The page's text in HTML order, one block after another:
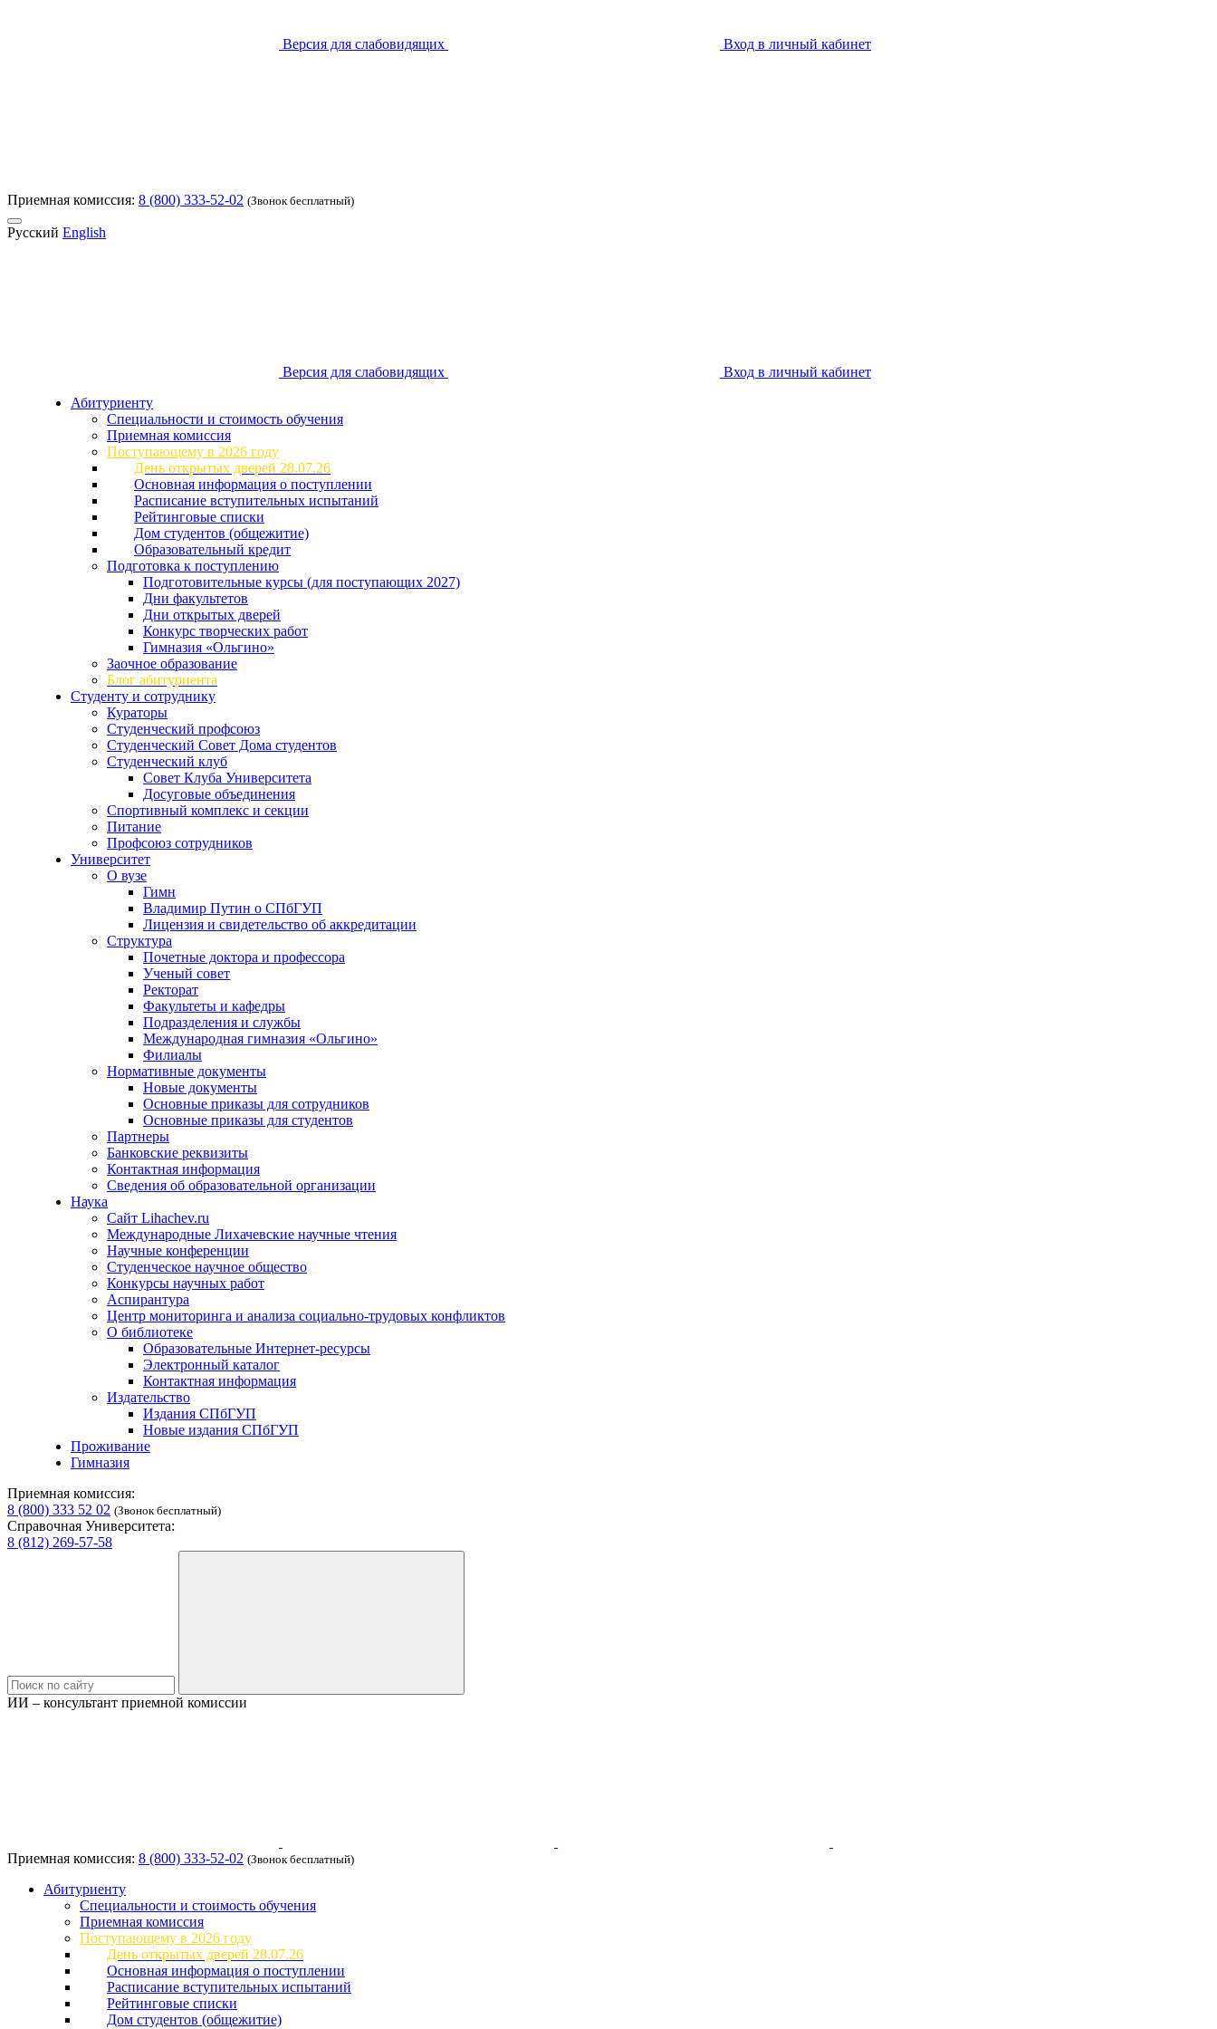
Версия для слабовидящих Вход в личный кабинет
Приемная комиссия: 8 (800) 333-52-02 (Звонок бесплатный)
Русский English
Версия для слабовидящих
Вход в личный кабинет
Абитуриенту
Специальности и стоимость обучения
Приемная комиссия
Поступающему в 2026 году
День открытых дверей 28.07.26
Основная информация о поступлении
Расписание вступительных испытаний
Рейтинговые списки
Дом студентов (общежитие)
Образовательный кредит
Подготовка к поступлению
Подготовительные курсы (для поступающих 2027)
Дни факультетов
Дни открытых дверей
Конкурс творческих работ
Гимназия «Ольгино»
Заочное образование
Блог абитуриента
Студенту и сотруднику
Кураторы
Студенческий профсоюз
Студенческий Совет Дома студентов
Студенческий клуб
Совет Клуба Университета
Досуговые объединения
Спортивный комплекс и секции
Питание
Профсоюз сотрудников
Университет
О вузе
Гимн
Владимир Путин о СПбГУП
Лицензия и свидетельство об аккредитации
Структура
Почетные доктора и профессора
Ученый совет
Ректорат
Факультеты и кафедры
Подразделения и службы
Международная гимназия «Ольгино»
Филиалы
Нормативные документы
Новые документы
Основные приказы для сотрудников
Основные приказы для студентов
Партнеры
Банковские реквизиты
Контактная информация
Сведения об образовательной организации
Наука
Сайт Lihachev.ru
Международные Лихачевские научные чтения
Научные конференции
Студенческое научное общество
Конкурсы научных работ
Аспирантура
Центр мониторинга и анализа социально-трудовых конфликтов
О библиотеке
Образовательные Интернет-ресурсы
Электронный каталог
Контактная информация
Издательство
Издания СПбГУП
Новые издания СПбГУП
Проживание
Гимназия
Приемная комиссия:
8 (800) 333 52 02 (Звонок бесплатный)
Справочная Университета:
8 (812) 269-57-58
ИИ – консультант приемной комиссии
Приемная комиссия: 8 (800) 333-52-02 (Звонок бесплатный)
Абитуриенту
Специальности и стоимость обучения
Приемная комиссия
Поступающему в 2026 году
День открытых дверей 28.07.26
Основная информация о поступлении
Расписание вступительных испытаний
Рейтинговые списки
Дом студентов (общежитие)